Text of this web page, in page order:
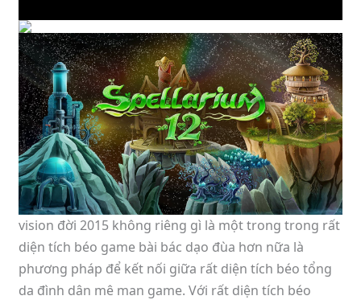
vision đời 2015 không riêng gì là một trong trong rất
diện tích béo game bài bác dạo đùa hơn nữa là
phương pháp để kết nối giữa rất diện tích béo tổng
da đình dân mê man game. Với rất diện tích béo